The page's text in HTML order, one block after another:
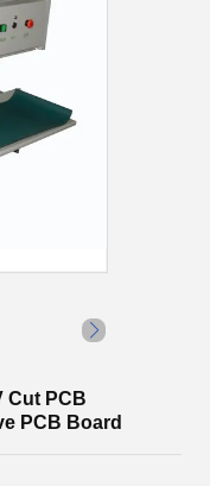
Cut PCB
PCB Board